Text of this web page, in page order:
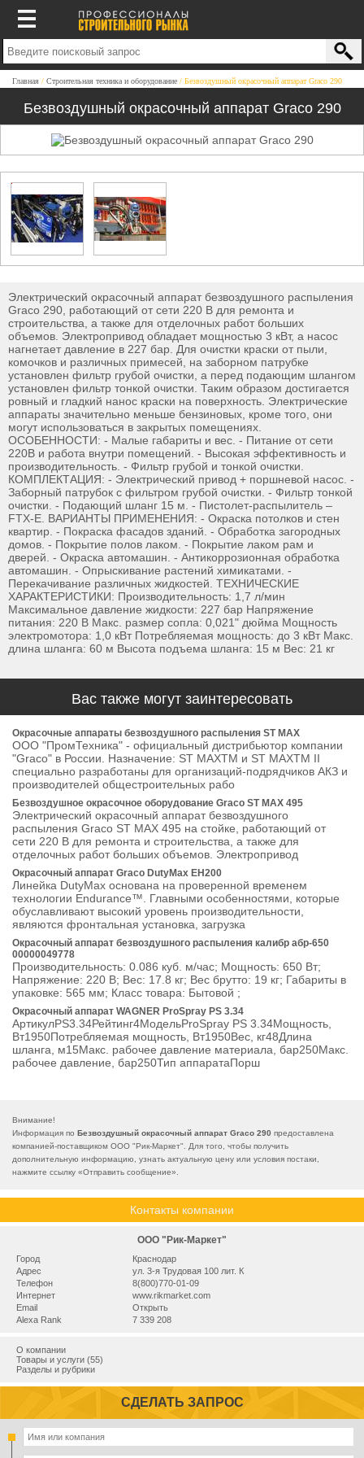
Главная Строительная техника и оборудование Безвоздушный окрасочный аппарат Graco 290
Безвоздушный окрасочный аппарат Graco 290
Электрический окрасочный аппарат безвоздушного распыления
Graco 290, работающий от сети 220 В для ремонта и
строительства, а также для отделочных работ больших
объемов. Электропривод обладает мощностью 3 кВт, а насос
нагнетает давление в 227 бар. Для очистки краски от пыли,
комочков и различных примесей, на заборном патрубке
установлен фильтр грубой очистки, а перед подающим шлангом
установлен фильтр тонкой очистки. Таким образом достигается
ровный и гладкий нанос краски на поверхность. Электрические
аппараты значительно меньше бензиновых, кроме того, они
могут использоваться в закрытых помещениях.
ОСОБЕННОСТИ: - Малые габариты и вес. - Питание от сети
220В и работа внутри помещений. - Высокая эффективность и
производительность. - Фильтр грубой и тонкой очистки.
КОМПЛЕКТАЦИЯ: - Электрический привод + поршневой насос. -
Заборный патрубок с фильтром грубой очистки. - Фильтр тонкой
очистки. - Подающий шланг 15 м. - Пистолет-распылитель –
FTX-E. ВАРИАНТЫ ПРИМЕНЕНИЯ: - Окраска потолков и стен
квартир. - Покраска фасадов зданий. - Обработка загородных
домов. - Покрытие полов лаком. - Покрытие лаком рам и
дверей. - Окраска автомашин. - Антикоррозионная обработка
автомашин. - Опрыскивание растений химикатами. -
Перекачивание различных жидкостей. ТЕХНИЧЕСКИЕ
ХАРАКТЕРИСТИКИ: Производительность: 1,7 л/мин
Максимальное давление жидкости: 227 бар Напряжение
питания: 220 В Макс. размер сопла: 0,021" дюйма Мощность
электромотора: 1,0 кВт Потребляемая мощность: до 3 кВт Макс.
длина шланга: 60 м Высота подъема шланга: 15 м Вес: 21 кг
Вас также могут заинтересовать
Окрасочные аппараты безвоздушного распыления ST MAX
ООО "ПромТехника" - официальный дистрибьютор компании
"Graco" в России. Назначение: ST MAXTM и ST MAXTM II
специально разработаны для организаций-подрядчиков АКЗ и
производителей общестроительных рабо
Безвоздушное окрасочное оборудование Graco ST MAX 495
Электрический окрасочный аппарат безвоздушного
распыления Graco ST MAX 495 на стойке, работающий от
сети 220 В для ремонта и строительства, а также для
отделочных работ больших объемов. Электропривод
Окрасочный аппарат Graco DutyMax EH200
Линейка DutyMax основана на проверенной временем
технологии Endurance™. Главными особенностями, которые
обуславливают высокий уровень производительности,
являются фронтальная установка, загрузка
Окрасочный аппарат безвоздушного распыления калибр абр-650
00000049778
Производительность: 0.086 куб. м/час; Мощность: 650 Вт;
Напряжение: 220 В; Вес: 17.8 кг; Вес брутто: 19 кг; Габариты в
упаковке: 565 мм; Класс товара: Бытовой ;
Окрасочный аппарат WAGNER ProSpray PS 3.34
АртикулPS3.34Рейтинг4МодельProSpray PS 3.34Мощность,
Вт1950Потребляемая мощноcть, Вт1950Вес, кг48Длина
шланга, м15Макс. рабочее давление материала, бар250Макс.
рабочее давление, бар250Тип аппаратаПорш
Внимание!
Информация по Безвоздушный окрасочный аппарат Graco 290 предоставлена
компанией-поставщиком ООО "Рик-Маркет". Для того, чтобы получить
дополнительную информацию, узнать актуальную цену или условия постаки,
нажмите ссылку «Отправить сообщение».
Контакты компании
ООО "Рик-Маркет"
Город
Краснодар
Адрес
ул. 3-я Трудовая 100 лит. К
Телефон
8(800)770-01-09
Интернет
www.rikmarket.com
Email
Открыть
Alexa Rank
7 339 208
О компании
Товары и услуги (55)
Разделы и рубрики
СДЕЛАТЬ ЗАПРОС